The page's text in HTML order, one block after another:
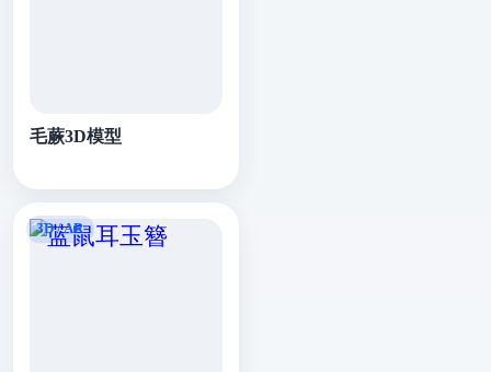
毛蕨3D模型